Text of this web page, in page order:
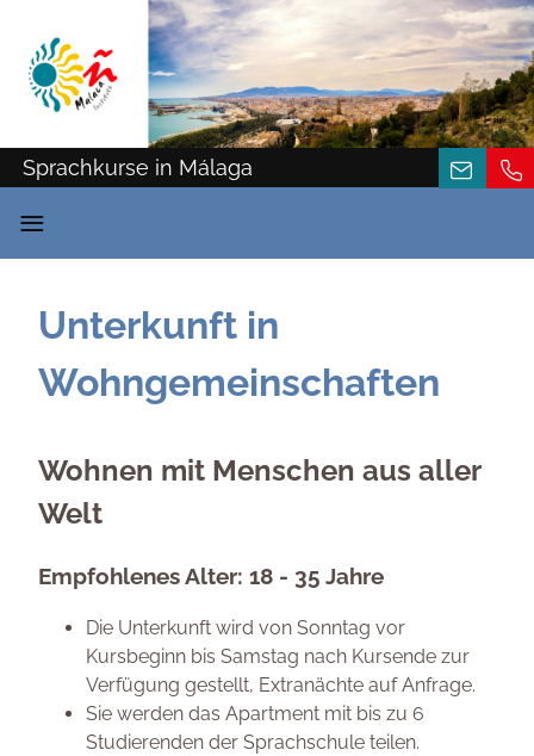
Sprachkurse in Málaga
≡
Unterkunft in
Wohngemeinschaften
Wohnen mit Menschen aus aller
Welt
Empfohlenes Alter: 18 - 35 Jahre
Die Unterkunft wird von Sonntag vor
Kursbeginn bis Samstag nach Kursende zur
Verfügung gestellt, Extranächte auf Anfrage.
Sie werden das Apartment mit bis zu 6
Studierenden der Sprachschule teilen.